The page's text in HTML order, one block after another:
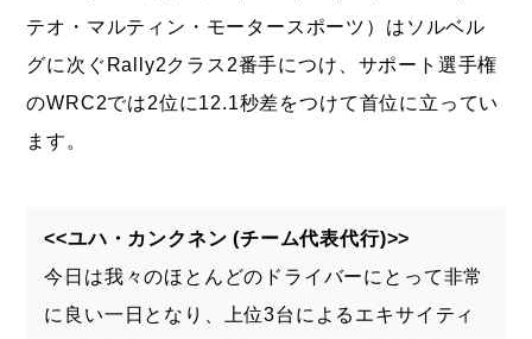
テオ・マルティン・モータースポーツ）はソルベル
グに次ぐRally2クラス2番手につけ、サポート選手権
のWRC2では2位に12.1秒差をつけて首位に立ってい
ます。
<<ユハ・カンクネン (チーム代表代行)>>
今日は我々のほとんどのドライバーにとって非常
に良い一日となり、上位3台によるエキサイティ